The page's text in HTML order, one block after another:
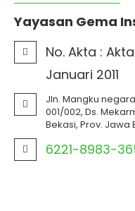
Yayasan Gema
No. Akta :
Januari 2011
Jln. Mangku
001/002, Ds.
Bekasi, Prov. Jawa
6221-8983-